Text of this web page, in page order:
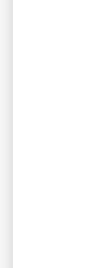
Les
inclure
de
dans
sang